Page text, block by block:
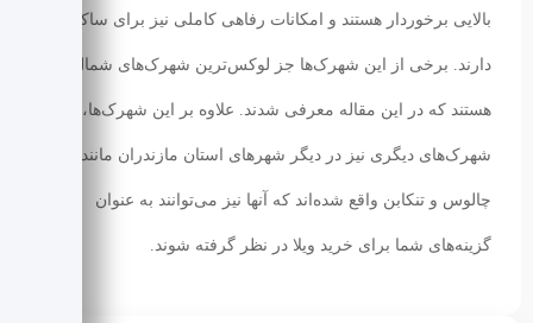
بالایی برخوردار هستند و امکانات رفاهی کاملی نیز برای ساکنین
دارند. برخی از این شهرک‌ها جز لوکس‌ترین شهرک‌های شمال
هستند که در این مقاله معرفی شدند. علاوه بر این شهرک‌ها،
شهرک‌های دیگری نیز در دیگر شهرهای استان مازندران مانند
چالوس و تنکابن واقع شده‌اند که آنها نیز می‌توانند به عنوان
گزینه‌های شما برای خرید ویلا در نظر گرفته شوند.